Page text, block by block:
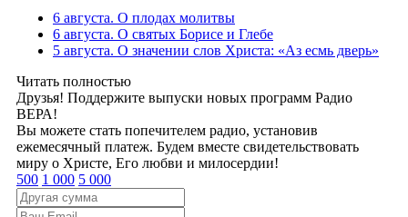
6 августа. О плодах молитвы
6 августа. О святых Борисе и Глебе
5 августа. О значении слов Христа: «Аз есмь дверь»
Читать полностью
Друзья! Поддержите выпуски новых программ Радио
ВЕРА!
Вы можете стать попечителем радио, установив
ежемесячный платеж. Будем вместе свидетельствовать
миру о Христе, Его любви и милосердии!
500 1 000 5 000